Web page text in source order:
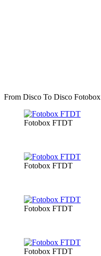
From Disco To Disco Fotobox
Fotobox FTDT
Fotobox FTDT
Fotobox FTDT
Fotobox FTDT